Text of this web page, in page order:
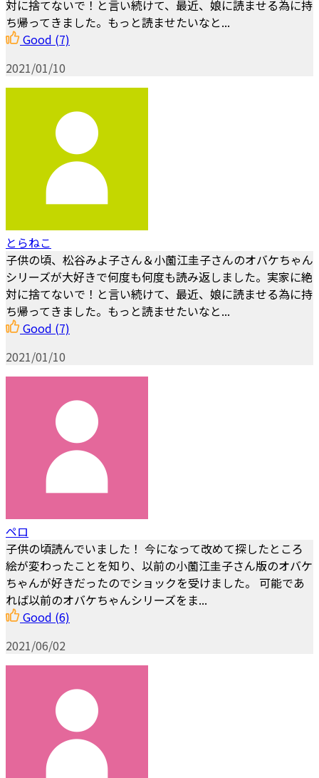
対に捨てないで！と言い続けて、最近、娘に読ませる為に持
ち帰ってきました。もっと読ませたいなと...
Good (7)
2021/01/10
とらねこ
子供の頃、松谷みよ子さん＆小薗江圭子さんのオバケちゃん
シリーズが大好きで何度も何度も読み返しました。実家に絶
対に捨てないで！と言い続けて、最近、娘に読ませる為に持
ち帰ってきました。もっと読ませたいなと...
Good (7)
2021/01/10
ペロ
子供の頃読んでいました！ 今になって改めて探したところ
絵が変わったことを知り、以前の小薗江圭子さん版のオバケ
ちゃんが好きだったのでショックを受けました。 可能であ
れば以前のオバケちゃんシリーズをま...
Good (6)
2021/06/02